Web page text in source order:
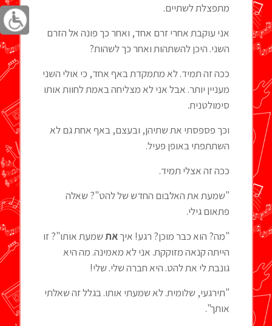
מתפצלת לשתיים.
אני עוקבת אחרי זרם אחד, ואחר כך פונה אל הזרם
השני. היכן להשתהות ואחר כך לשהות?
ככה זה תמיד. לא מתמקדת באף אחד, כי אולי השני
מעניין יותר. אבל אני לא מצליחה באמת לחוות אותו
סימולטנית.
וכך פספסתי את שתיהן, ובעצם, באף אחת גם לא
השתתפתי באופן פעיל.
ככה זה אצלי תמיד.
"שמעת את האלבום החדש של להט"? שאלה
פתאום גילי.
"מה? הוא כבר מוכן? רגע! איךאתשמעת אותו"? זו
הייתה קנאה מזוקקת. אני לא מאמינה. מה היא
גונבת לי את להט. היא חברה שלי. שלי!
"תירגעי, שלומית. לא שמעתי אותו. בגלל זה שאלתי
אותך".